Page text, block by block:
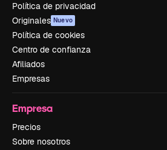
Política de privacidad
Originales Nuevo
Política de cookies
Centro de confianza
Afiliados
Empresas
Empresa
Precios
Sobre nosotros